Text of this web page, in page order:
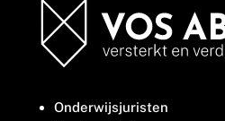
Onderwijsjuristen